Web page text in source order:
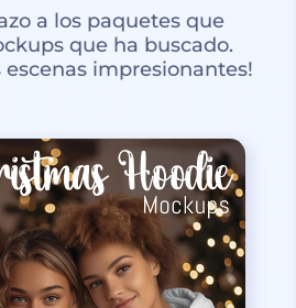
a los paquetes que
que ha buscado.
escenas impresionantes!